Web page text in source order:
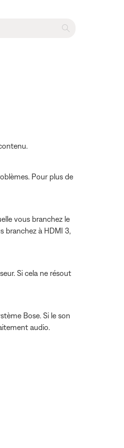
Pour plus de
vous branchez le
branchez à HDMI 3,
Si cela ne résout
Bose. Si le son
audio.